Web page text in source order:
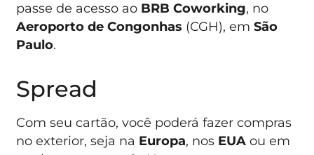
passe de acesso ao BRB Coworking, no
Aeroporto de Congonhas (CGH), emSão
Paulo.
Spread
Com seu cartão, você poderá fazer compras
no exterior, seja na Europa, nos EUAou em